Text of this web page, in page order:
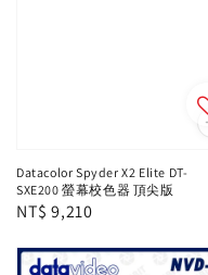
Datacolor Spyder X2 Elite DT-
SXE200 螢幕校色器 頂尖版
Regular
NT$ 9,210